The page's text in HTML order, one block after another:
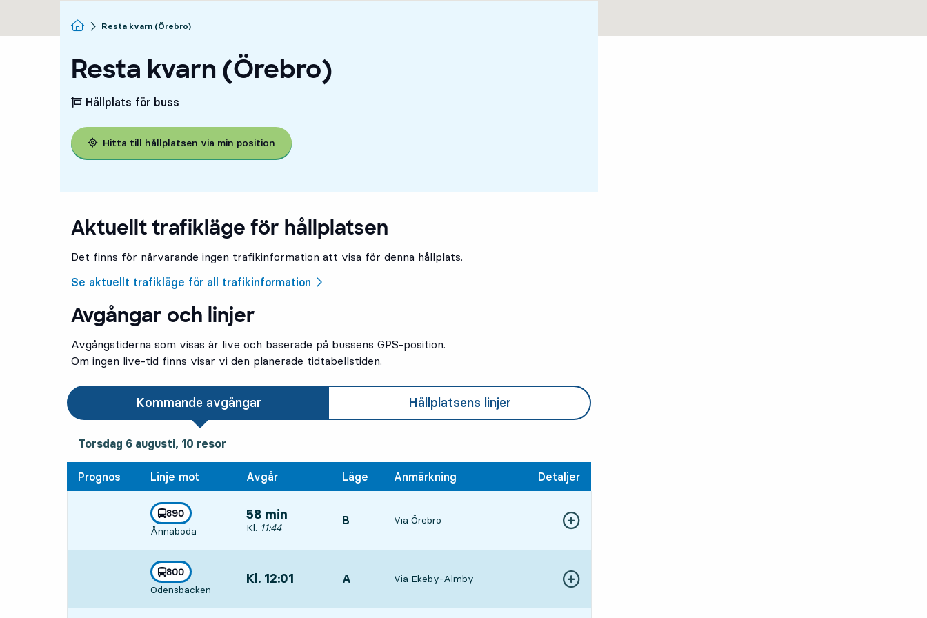
Startsida
Resta kvarn (Örebro)
Resta kvarn (Örebro)
Hållplats för buss
Hitta till hållplatsen via min position
Aktuellt trafikläge för hållplatsen
Det finns för närvarande ingen trafikinformation att visa för denna hållplats.
Se aktuellt trafikläge för all trafikinformation
Avgångar och linjer
Avgångstiderna som visas är live och baserade på bussens GPS-position.
Om ingen live-tid finns visar vi den planerade tidtabellstiden.
Kommande avgångar Hållplatsens linjer
torsdag 6 augusti, 10 resor
Torsdag 6 augusti, 10 resor
Prognos Linje mot Avgår Läge Anmärkning Detaljer
linje
890
mot
Ånnaboda
,
58 min
Avgår, Kl. 11:44, om 58 min
Kl. 11:44
LÄGE,
B Via Örebro Visa fler detaljer
linje
800
mot
Odensbacken
, Kl. 12:01 LÄGE,
A Via Ekeby-Almby Visa fler detaljer